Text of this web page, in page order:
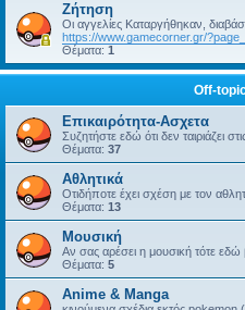
Ζήτηση
Οι αγγελίες Καταργήθηκαν,
https://www.gamecorner.gr/
Θέματα: 1
Off-
Επικαιρότητα-Ασχετα
Συζητήστε εδώ ότι δεν ταιριάζει
Θέματα: 37
Αθλητικά
Οτιδήποτε έχει σχέση με τον
Θέματα: 13
Μουσική
Αν σας αρέσει η μουσική τότε εδώ
Θέματα: 5
Anime & Manga